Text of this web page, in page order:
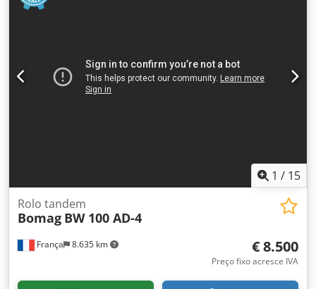
1 / 15
França 8.635 km
Rolo tandem
Bomag BW 100 AD-4
€ 8.500
Preço fixo acresce IVA